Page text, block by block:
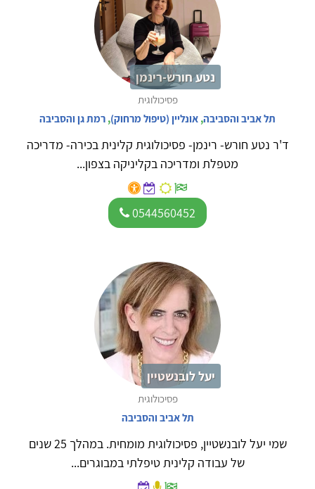
נטע חורש-רינמן
פסיכולוגית
תל אביב והסביבה, אונליין (טיפול מרחוק), רמת גן והסביבה
ד'ר נטע חורש- רינמן- פסיכולוגית קלינית בכירה- מדריכה
מטפלת ומדריכה בקליניקה בצפון...
0544560452
יעל לובנשטיין
פסיכולוגית
תל אביב והסביבה
שמי יעל לובנשטיין, פסיכולוגית מומחית. במהלך 25 שנים
של עבודה קלינית טיפלתי במבוגרים...